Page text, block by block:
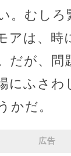
。むしろ
アは、時
だが、問
にふさわ
かだ。
広告